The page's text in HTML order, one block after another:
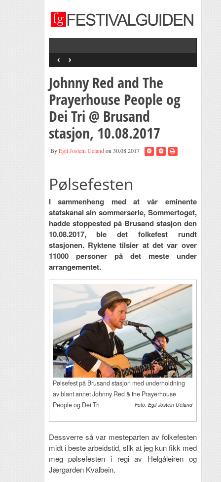
‹ ›
Johnny Red and The
Prayerhouse People og
Dei Tri @ Brusand
stasjon, 10.08.2017
ByEgil Jostein Uelandon 30.08.2017
Pølsefesten
I sammenheng med at vår eminente
statskanal sin sommerserie, Sommertoget,
hadde stoppested på Brusand stasjon den
10.08.2017, ble det folkefest rundt
stasjonen. Ryktene tilsier at det var over
11000 personer på det meste under
arrangementet.
Pølsefest på Brusand stasjon med underholdning
av blant annet Johnny Red & the Prayerhouse
People og Dei Tri
Foto: Egil Jostein Ueland
Dessverre så var mesteparten av folkefesten
midt i beste arbeidstid, slik at jeg kun fikk med
meg pølsefesten i regi av Helgåleiren og
Jærgarden Kvalbein.